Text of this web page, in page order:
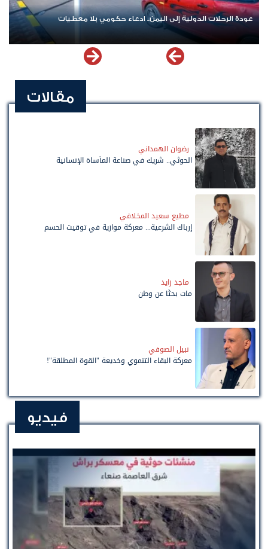
عودة الرحلات الدولية إلى اليمن.. ادعاء حكومي بلا معطيات
مقالات
رضوان الهمداني
الحوثي.. شريك في صناعة المأساة الإنسانية
مطيع سعيد المخلافي
إرباك الشرعية... معركة موازية في توقيت الحسم
ماجد زايد
مات بحثًا عن وطن
نبيل الصوفي
معركة البقاء التنموي وخديعة "القوة المطلقة"!
فيديو